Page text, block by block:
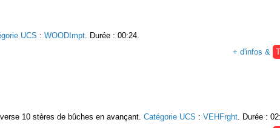
UCS : WOODImpt . Durée : 00:24.
+ d'infos &
10 stères de bûches en avançant. Catégorie UCS : VEHFrght. Durée :